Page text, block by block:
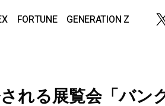
FORTUNE GENERATION Z
れる展覧会「バン